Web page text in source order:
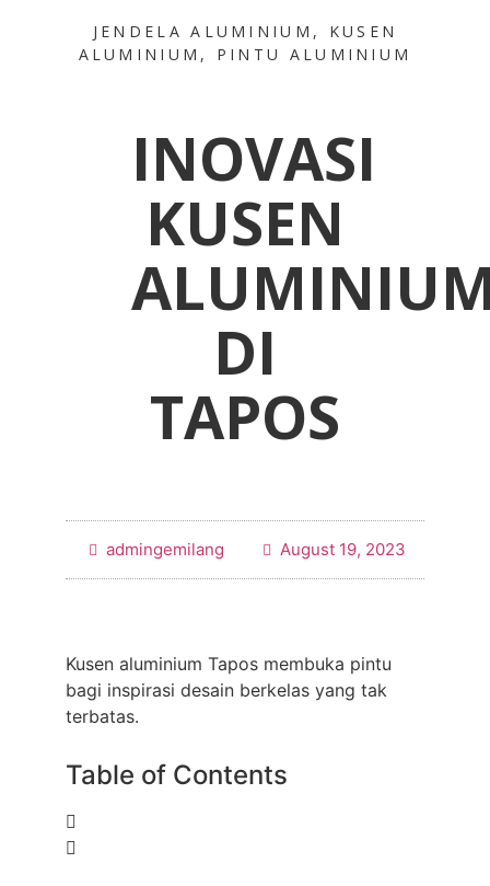
JENDELA ALUMINIUM , KUSEN
ALUMINIUM , PINTU ALUMINIUM
INOVASI
KUSEN
DI
TAPOS
admingemilang August 19, 2023
Kusen aluminium Tapos membuka pintu
bagi inspirasi desain berkelas yang tak
terbatas.
Table of Contents